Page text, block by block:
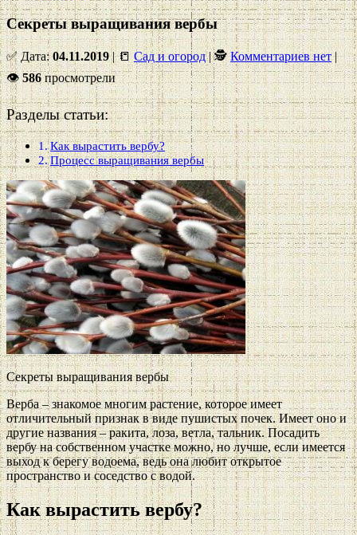
Секреты выращивания вербы
✅ Дата:04.11.2019| 📒Сад и огород| 🕵Комментариев нет|
👁586просмотрели
Разделы статьи:
Как вырастить вербу?
Процесс выращивания вербы
Секреты выращивания вербы
Верба – знакомое многим растение, которое имеет
отличительный признак в виде пушистых почек. Имеет оно и
другие названия – ракита, лоза, ветла, тальник. Посадить
вербу на собственном участке можно, но лучше, если имеется
выход к берегу водоема, ведь она любит открытое
пространство и соседство с водой.
Как вырастить вербу?